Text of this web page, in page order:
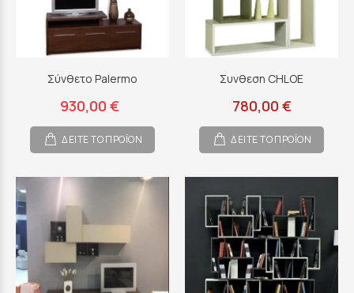
Σύνθετο Palermo
930,00 €
ΔΕΙΤΕ ΤΟ ΠΡΟΪΟΝ
Συνθεση CHLOE
780,00 €
ΔΕΙΤΕ ΤΟ ΠΡΟΪΟΝ